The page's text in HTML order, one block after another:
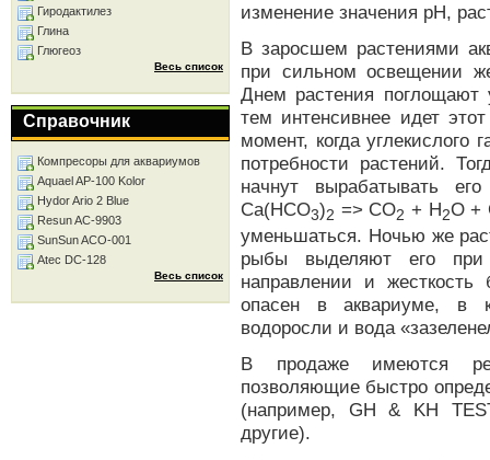
изменение значения pH,
В заросшем растениями
при сильном освещении
Днем растения поглощают
тем интенсивнее идет
момент, когда углекислого
потребности растений.
начнут вырабатывать
Ca(HCO3)2 => CO2 + H2O +
уменьшаться. Ночью же
рыбы выделяют его
направлении и
опасен в аквариуме, в
водоросли и вода
В продаже имеются
позволяющие быстро
(например, GH & KH
другие).
Гиродактилез
Глина
Глюгеоз
Весь список
Справочник
Компресоры для аквариумов
Aquael AP-100 Kolor
Hydor Ario 2 Blue
Resun AC-9903
SunSun ACO-001
Atec DC-128
Весь список